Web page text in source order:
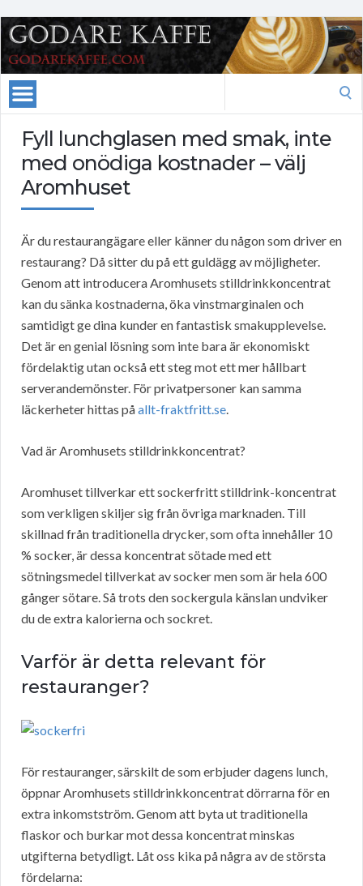
Fyll lunchglasen med smak, inte
med onödiga kostnader – välj
Aromhuset
Är du restaurangägare eller känner du någon som driver en
restaurang? Då sitter du på ett guldägg av möjligheter.
Genom att introducera Aromhusets stilldrinkkoncentrat
kan du sänka kostnaderna, öka vinstmarginalen och
samtidigt ge dina kunder en fantastisk smakupplevelse.
Det är en genial lösning som inte bara är ekonomiskt
fördelaktig utan också ett steg mot ett mer hållbart
serverandemönster. För privatpersoner kan samma
läckerheter hittas påallt-fraktfritt.se.
Vad är Aromhusets stilldrinkkoncentrat?
Aromhuset tillverkar ett sockerfritt stilldrink-koncentrat
som verkligen skiljer sig från övriga marknaden. Till
skillnad från traditionella drycker, som ofta innehåller 10
% socker, är dessa koncentrat sötade med ett
sötningsmedel tillverkat av socker men som är hela 600
gånger sötare. Så trots den sockergula känslan undviker
du de extra kalorierna och sockret.
Varför är detta relevant för
restauranger?
För restauranger, särskilt de som erbjuder dagens lunch,
öppnar Aromhusets stilldrinkkoncentrat dörrarna för en
extra inkomstström. Genom att byta ut traditionella
flaskor och burkar mot dessa koncentrat minskas
utgifterna betydligt. Låt oss kika på några av de största
fördelarna: